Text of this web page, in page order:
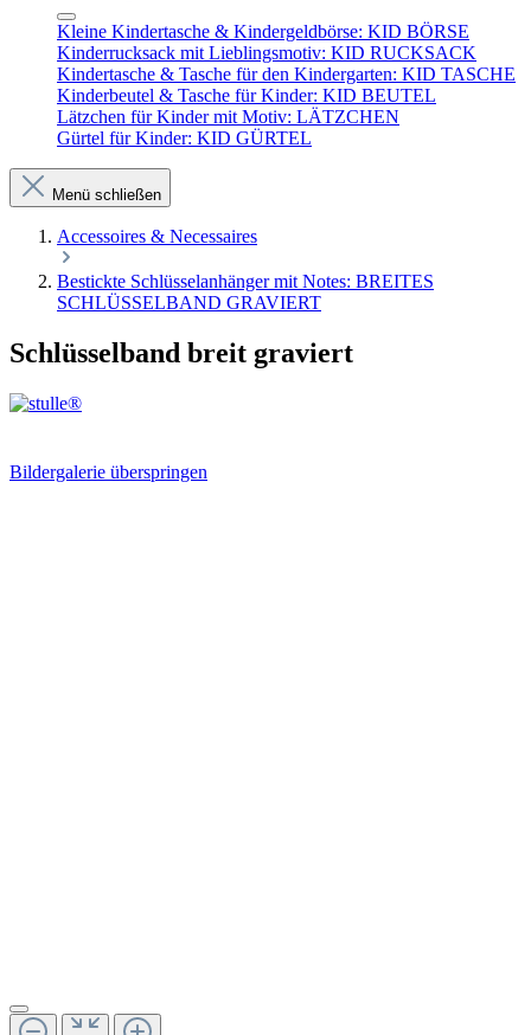
Kleine Kindertasche & Kindergeldbörse: KID BÖRSE
Kinderrucksack mit Lieblingsmotiv: KID RUCKSACK
Kindertasche & Tasche für den Kindergarten: KID TASCHE
Kinderbeutel & Tasche für Kinder: KID BEUTEL
Lätzchen für Kinder mit Motiv: LÄTZCHEN
Gürtel für Kinder: KID GÜRTEL
Menü schließen
Accessoires & Necessaires
Bestickte Schlüsselanhänger mit Notes: BREITES
SCHLÜSSELBAND GRAVIERT
Schlüsselband breit graviert
Bildergalerie überspringen